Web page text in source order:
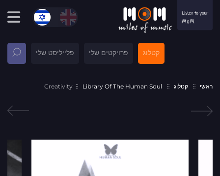
קטלוג פרויקטים שלי פלייליסט שלי
ראשי קטלוג Library Of The Human Soul
Creativity